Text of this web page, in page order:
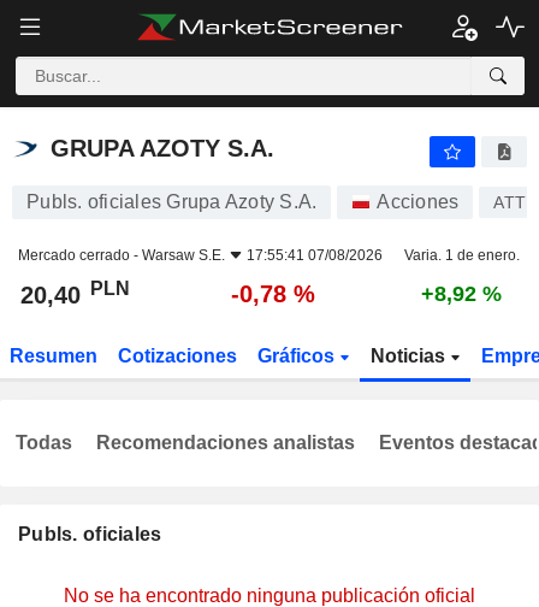
GRUPA AZOTY S.A.
GRUPA AZOTY S.A.
Publs. oficiales Grupa Azoty S.A. Acciones ATT
Mercado cerrado - Warsaw S.E. 17:55:41 07/08/2026 Varia. 1 de enero.
20,40 PLN -0,78 % +8,92 %
Resumen Cotizaciones Gráficos Noticias
Publs. oficiales
No se ha encontrado ninguna publicación oficial
Todas Recomendaciones analistas Eventos